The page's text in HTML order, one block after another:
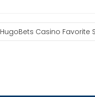
HugoBets Casino Favorite